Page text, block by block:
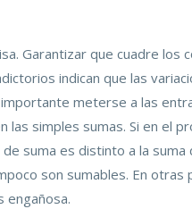
Garantizar que cuadre los
indican que las
meterse a las
simples sumas. Si en el
suma es distinto a la suma
son sumables. En otras
engañosa.